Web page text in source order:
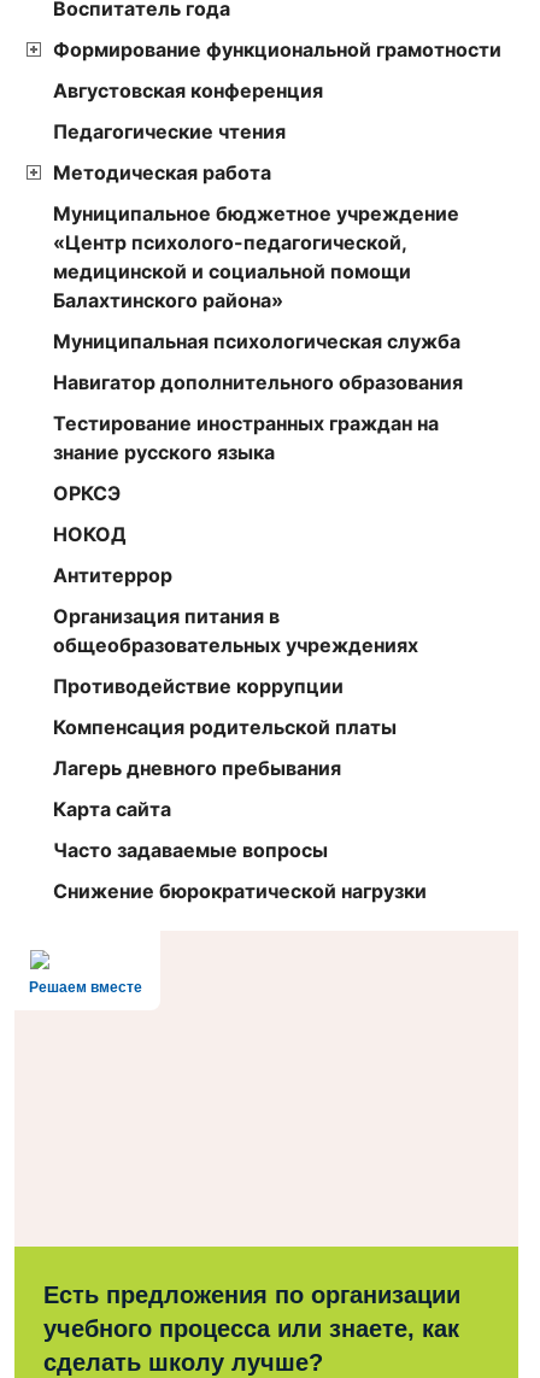
Воспитатель года
Формирование функциональной грамотности
Августовская конференция
Педагогические чтения
Методическая работа
Муниципальное бюджетное учреждение
«Центр психолого-педагогической,
медицинской и социальной помощи
Балахтинского района»
Муниципальная психологическая служба
Навигатор дополнительного образования
Тестирование иностранных граждан на
знание русского языка
ОРКСЭ
НОКОД
Антитеррор
Организация питания в
общеобразовательных учреждениях
Противодействие коррупции
Компенсация родительской платы
Лагерь дневного пребывания
Карта сайта
Часто задаваемые вопросы
Снижение бюрократической нагрузки
Решаем вместе
Есть предложения по организации
учебного процесса или знаете, как
сделать школу лучше?